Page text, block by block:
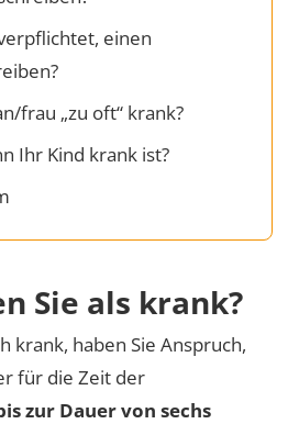
einen
frau „zu oft“ krank?
Ihr Kind krank ist?
Sie als krank?
krank, haben Sie Anspruch,
für die Zeit der
zur Dauer von sechs